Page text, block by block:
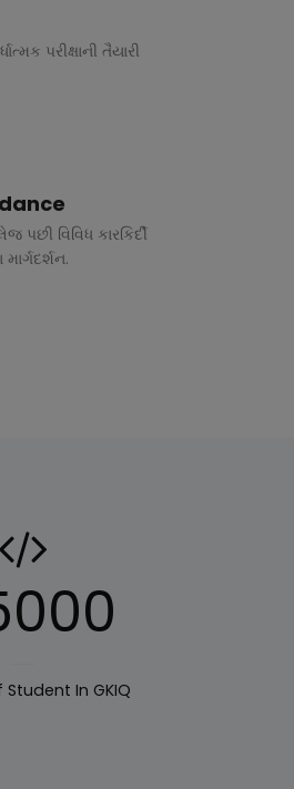
પરીક્ષાની તૈયારી
પછી વિવિધ કારકિર્દી
Student In GKIQ